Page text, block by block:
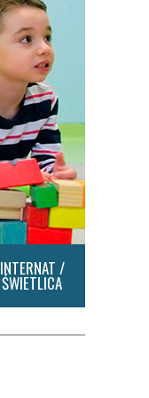
INTERNAT /
ŚWIETLICA